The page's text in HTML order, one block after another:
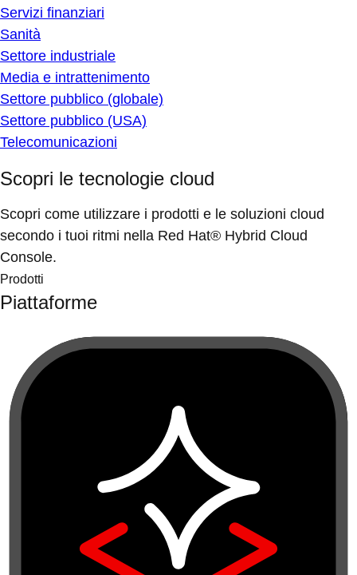
Servizi finanziari
Sanità
Settore industriale
Media e intrattenimento
Settore pubblico (globale)
Settore pubblico (USA)
Telecomunicazioni
Scopri le tecnologie cloud
Scopri come utilizzare i prodotti e le soluzioni cloud
secondo i tuoi ritmi nella Red Hat® Hybrid Cloud
Console.
Prodotti
Piattaforme